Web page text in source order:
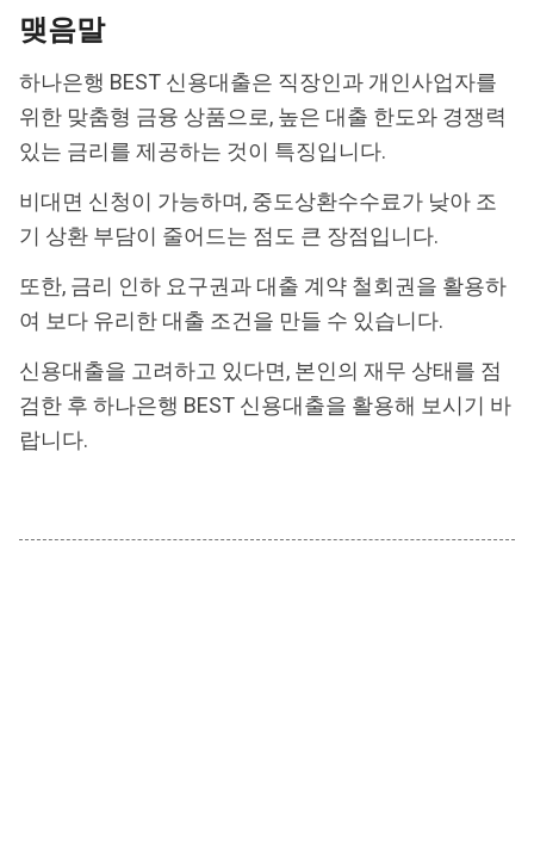
맺음말
하나은행 BEST 신용대출은 직장인과 개인사업자를
위한 맞춤형 금융 상품으로, 높은 대출 한도와 경쟁력
있는 금리를 제공하는 것이 특징입니다.
비대면 신청이 가능하며, 중도상환수수료가 낮아 조
기 상환 부담이 줄어드는 점도 큰 장점입니다.
또한, 금리 인하 요구권과 대출 계약 철회권을 활용하
여 보다 유리한 대출 조건을 만들 수 있습니다.
신용대출을 고려하고 있다면, 본인의 재무 상태를 점
검한 후 하나은행 BEST 신용대출을 활용해 보시기 바
랍니다.